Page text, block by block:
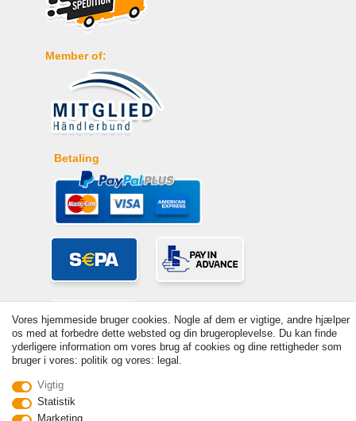
Member of:
Betaling
VAT Basic prices see article detail | * Applies to deliveries to the UK!
Vores hjemmeside bruger cookies. Nogle af dem er vigtige, andre hjælper
os med at forbedre dette websted og din brugeroplevelse. Du kan finde
yderligere information om vores brug af cookies og dine rettigheder som
bruger i vores: politik og vores: legal.
Vigtig
Statistik
Marketing